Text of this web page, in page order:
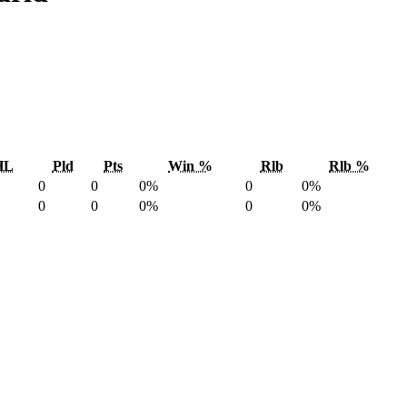
Pld Pts Win % Rlb
Rlb %
0
0 0% 0
0%
0
0 0% 0 0%